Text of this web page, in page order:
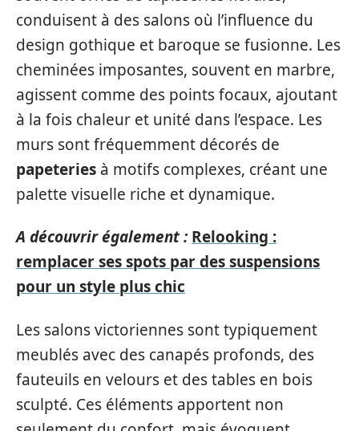
conduisent à des salons où l’influence du
design gothique et baroque se fusionne. Les
cheminées imposantes, souvent en marbre,
agissent comme des points focaux, ajoutant
à la fois chaleur et unité dans l’espace. Les
murs sont fréquemment décorés de
papeteries à motifs complexes, créant une
palette visuelle riche et dynamique.
A découvrir également : Relooking :
remplacer ses spots par des suspensions
pour un style plus chic
Les salons victoriennes sont typiquement
meublés avec des canapés profonds, des
fauteuils en velours et des tables en bois
sculpté. Ces éléments apportent non